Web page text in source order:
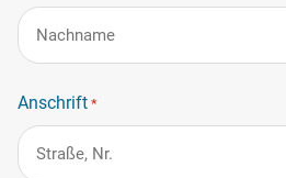
Vorname
Anschrift *